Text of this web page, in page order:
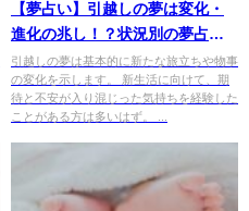
【夢占い】引越しの夢は変化・
進化の兆し！？状況別の夢占い
結果6パターン
引越しの夢は基本的に新たな旅立ちや物事
の変化を示します。 新生活に向けて、期
待と不安が入り混じった気持ちを経験した
ことがある方は多いはず。 ...